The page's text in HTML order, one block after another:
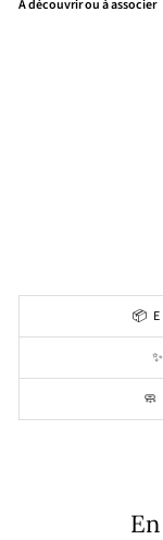
À découvrir ou à associer
📦
🧼